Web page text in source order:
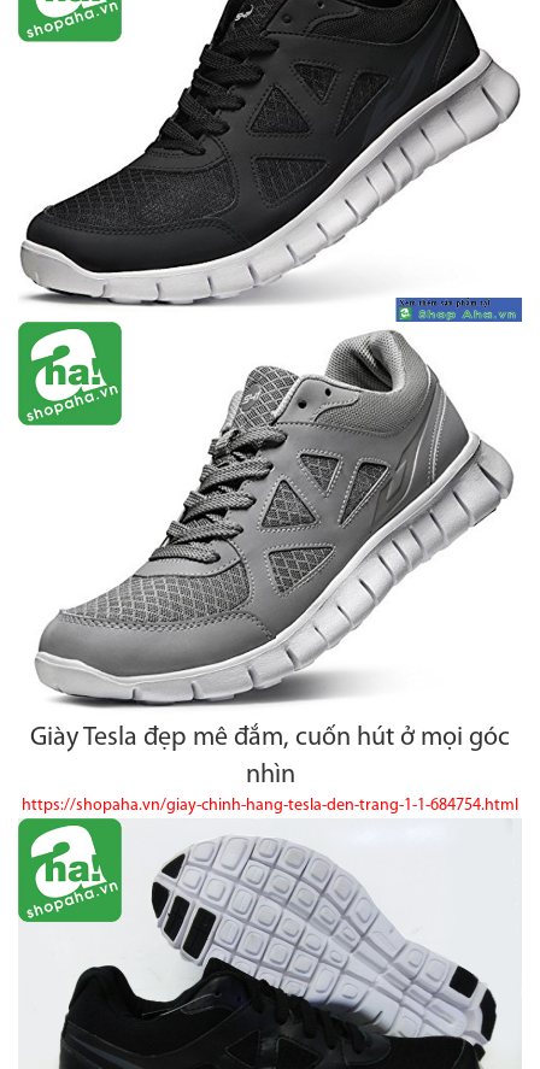
Giày Tesla đẹp mê đắm, cuốn hút ở mọi góc
nhìn
https://shopaha.vn/giay-chinh-hang-tesla-den-trang-1-1-684754.html